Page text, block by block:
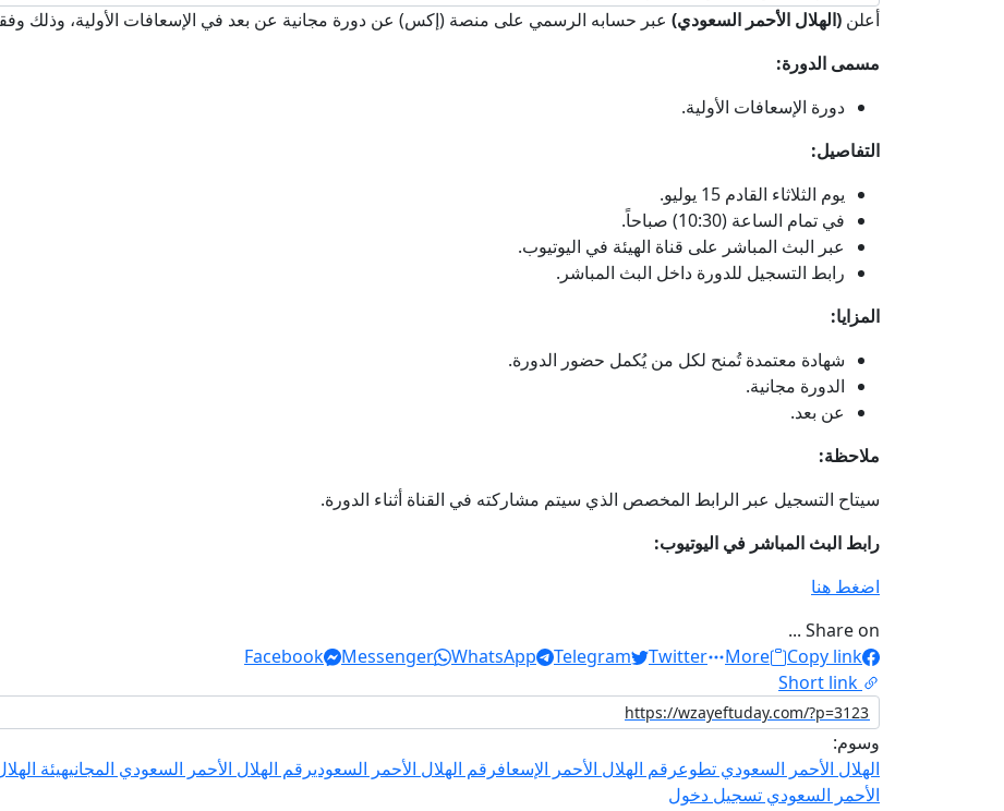
أعلن (الهلال الأحمر السعودي) عبر حسابه الرسمي على منصة (إكس) عن دورة مجانية عن بعد في الإسعافات الأولية، وذلك
مسمى الدورة:
دورة الإسعافات الأولية.
التفاصيل:
يوم الثلاثاء القادم 15 يوليو.
في تمام الساعة (10:30) صباحاً.
عبر البث المباشر على قناة الهيئة في اليوتيوب.
رابط التسجيل للدورة داخل البث المباشر.
المزايا:
شهادة معتمدة تُمنح لكل من يُكمل حضور الدورة.
الدورة مجانية.
عن بعد.
ملاحظة:
سيتاح التسجيل عبر الرابط المخصص الذي سيتم مشاركته في القناة أثناء الدورة.
رابط البث المباشر في اليوتيوب:
اضغط هنا
Share on ...
Facebook
Messenger WhatsApp Telegram Twitter More
Copy link
Short link
وسوم:
الهلال الأحمر السعودي تطوعرقم الهلال الأحمر الإسعافرقم الهلال الأحمر السعوديرقم الهلال الأحمر السعودي المجانيهيئة
الأحمر السعودي تسجيل دخول